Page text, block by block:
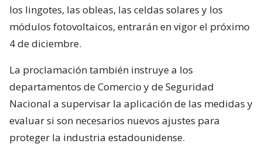
los lingotes, las obleas, las celdas solares y los
módulos fotovoltaicos, entrarán en vigor el próximo
4 de diciembre.
La proclamación también instruye a los
departamentos de Comercio y de Seguridad
Nacional a supervisar la aplicación de las medidas y
evaluar si son necesarios nuevos ajustes para
proteger la industria estadounidense.